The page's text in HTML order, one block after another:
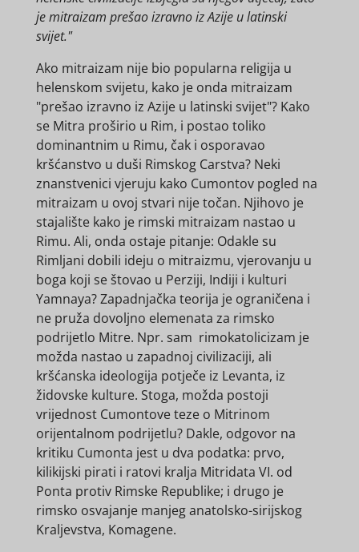
je mitraizam prešao izravno iz Azije u latinski
svijet."
Ako mitraizam nije bio popularna religija u
helenskom svijetu, kako je onda mitraizam
"prešao izravno iz Azije u latinski svijet"? Kako
se Mitra proširio u Rim, i postao toliko
dominantnim u Rimu, čak i osporavao
kršćanstvo u duši Rimskog Carstva? Neki
znanstvenici vjeruju kako Cumontov pogled na
mitraizam u ovoj stvari nije točan. Njihovo je
stajalište kako je rimski mitraizam nastao u
Rimu. Ali, onda ostaje pitanje: Odakle su
Rimljani dobili ideju o mitraizmu, vjerovanju u
boga koji se štovao u Perziji, Indiji i kulturi
Yamnaya? Zapadnjačka teorija je ograničena i
ne pruža dovoljno elemenata za rimsko
podrijetlo Mitre. Npr. sam rimokatolicizam je
možda nastao u zapadnoj civilizaciji, ali
kršćanska ideologija potječe iz Levanta, iz
židovske kulture. Stoga, možda postoji
vrijednost Cumontove teze o Mitrinom
orijentalnom podrijetlu? Dakle, odgovor na
kritiku Cumonta jest u dva podatka: prvo,
kilikijski pirati i ratovi kralja Mitridata VI. od
Ponta protiv Rimske Republike; i drugo je
rimsko osvajanje manjeg anatolsko-sirijskog
Kraljevstva, Komagene.